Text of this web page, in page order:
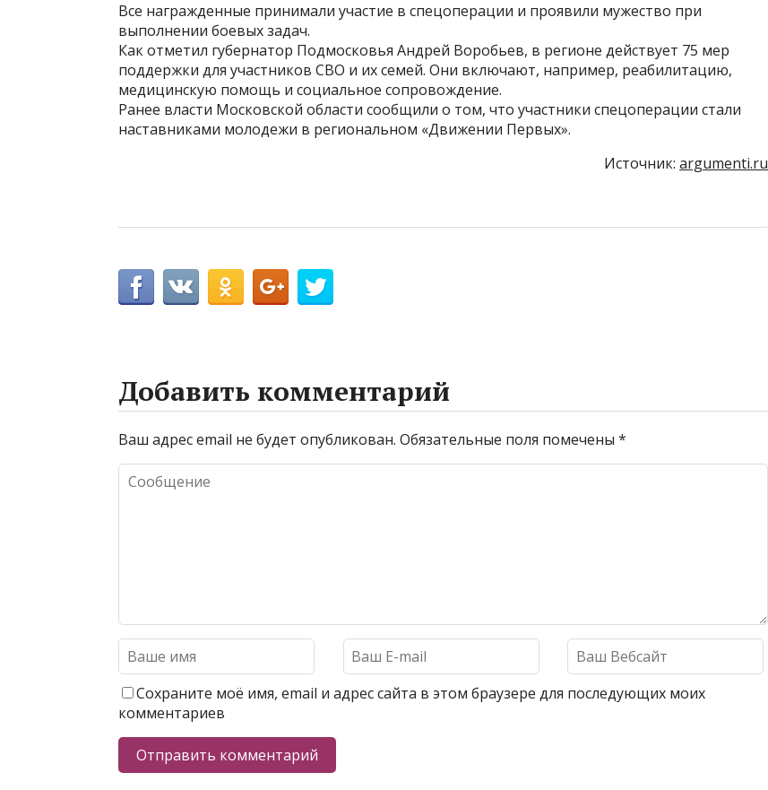
Все награжденные принимали участие в спецоперации и проявили мужество при
выполнении боевых задач.
Как отметил губернатор Подмосковья Андрей Воробьев, в регионе действует 75 мер
поддержки для участников СВО и их семей. Они включают, например, реабилитацию,
медицинскую помощь и социальное сопровождение.
Ранее власти Московской области сообщили о том, что участники спецоперации стали
наставниками молодежи в региональном «Движении Первых».
Источник: argumenti.ru
Добавить комментарий
Ваш адрес email не будет опубликован. Обязательные поля помечены *
Сохраните моё имя, email и адрес сайта в этом браузере для последующих моих
комментариев